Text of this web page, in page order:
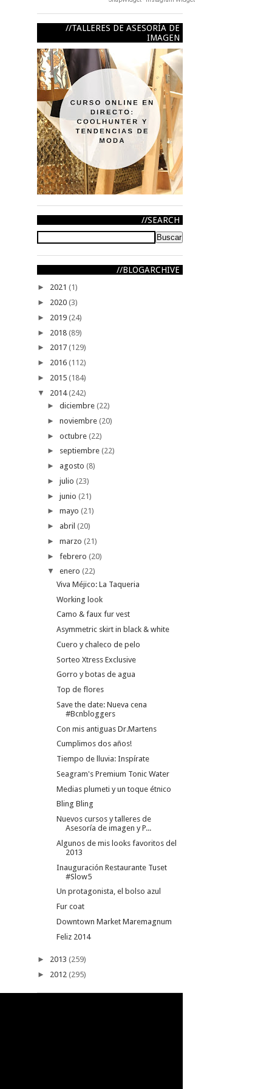
TALLERES DE ASESORÍA DE
IMAGEN
SEARCH
BLOGARCHIVE
► 2021 (1)
► 2020 (3)
► 2019 (24)
► 2018 (89)
► 2017 (129)
► 2016 (112)
► 2015 (184)
▼ 2014(242)
► diciembre (22)
► noviembre (20)
► octubre (22)
► septiembre (22)
► agosto (8)
► julio (23)
► junio (21)
► mayo (21)
► abril (20)
► marzo (21)
► febrero (20)
▼ enero (22)
Viva Méjico: La Taqueria
Working look
Camo & faux fur vest
Asymmetric skirt in black & white
Cuero y chaleco de pelo
Sorteo Xtress Exclusive
Gorro y botas de agua
Top de flores
Save the date: Nueva cena
#Bcnbloggers
Con mis antiguas Dr.Martens
Cumplimos dos años!
Tiempo de lluvia: Inspírate
Seagram's Premium Tonic Water
Medias plumeti y un toque étnico
Bling Bling
Nuevos cursos y talleres de
Asesoría de imagen y P...
Algunos de mis looks favoritos del
2013
Inauguración Restaurante Tuset
#Slow5
Un protagonista, el bolso azul
Fur coat
Downtown Market Maremagnum
Feliz 2014
► 2013 (259)
► 2012 (295)